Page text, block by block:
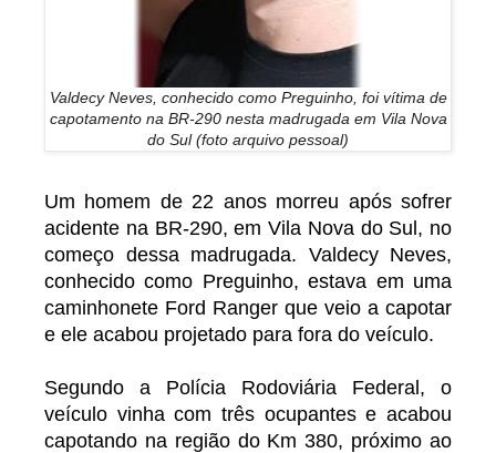
Valdecy Neves, conhecido como Preguinho, foi vítima de
capotamento na BR-290 nesta madrugada em Vila Nova
do Sul (foto arquivo pessoal)
Um homem de 22 anos morreu após sofrer
acidente na BR-290, em Vila Nova do Sul, no
começo dessa madrugada. Valdecy Neves,
conhecido como Preguinho, estava em uma
caminhonete Ford Ranger que veio a capotar
e ele acabou projetado para fora do veículo.
Segundo a Polícia Rodoviária Federal, o
veículo vinha com três ocupantes e acabou
capotando na região do Km 380, próximo ao